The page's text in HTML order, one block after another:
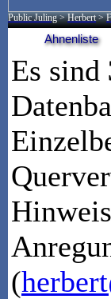
Public Juling >Herbert >
Ahnenliste
Es sind
(